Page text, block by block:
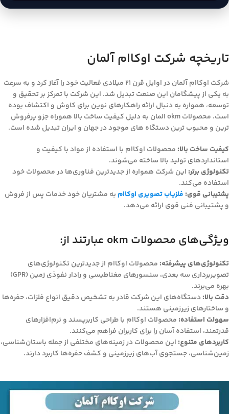
تاریخچه شرکت اوکاام آلمان
شرکت اوکاام آلمان در اوایل قرن 21 میلادی فعالیت خود را آغاز کرد و به سرعت
به یکی از پیشگامان این صنعت تبدیل شد. این شرکت با تمرکز بر تحقیق و
توسعه، همواره به دنبال ارائه راهکارهای نوین برای کاوش و اکتشاف بوده
است. محصولات okm المان به دلیل کیفیت ساخت بالا هموراه جزو پرفروش
ترین و محبوب ترین دستگاه های موجود در جهان و ایران تبدیل شده است.
کیفیت ساخت بالا: محصولات اوکاام با استفاده از مواد با کیفیت و
استانداردهای تولید بالا ساخته می‌شوند.
تکنولوژی برتر: این شرکت همواره از جدیدترین فناوری‌ها در محصولات خود
استفاده می‌کند.
پشتیبانی قوی: فلزیاب تصویری اوکاامبه مشتریان خود خدمات پس از فروش
و پشتیبانی فنی قوی ارائه می‌دهد.
ویژگی‌های محصولات okm عبارتند از:
تکنولوژی‌های پیشرفته: محصولات اوکاام از جدیدترین تکنولوژی‌های
تصویربرداری سه بعدی، سنسورهای مغناطیسی و رادار نفوذی زمین (GPR)
بهره می‌برند.
دقت بالا: دستگاه‌های این شرکت قادر به تشخیص دقیق انواع فلزات، حفره‌ها
و ساختارهای زیرزمینی هستند.
سهولت استفاده: محصولات اوکاام با طراحی کاربرپسند و نرم‌افزارهای
قدرتمند، استفاده آسان را برای کاربران فراهم می‌کنند.
کاربردهای متنوع: این محصولات در زمینه‌های مختلفی از جمله باستان‌شناسی،
زمین‌شناسی، جستجوی آب‌های زیرزمینی و کشف حفره‌ها کاربرد دارند.